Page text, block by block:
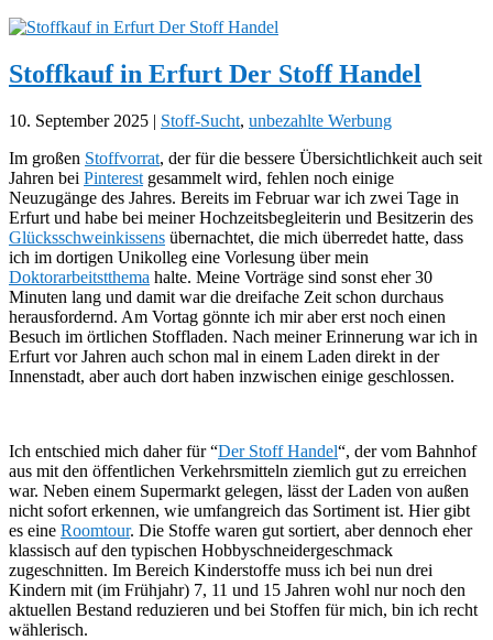
Stoffkauf in Erfurt Der Stoff Handel
10. September 2025 | Stoff-Sucht, unbezahlte Werbung
Im großen Stoffvorrat, der für die bessere Übersichtlichkeit auch seit
Jahren bei Pinterest gesammelt wird, fehlen noch einige
Neuzugänge des Jahres. Bereits im Februar war ich zwei Tage in
Erfurt und habe bei meiner Hochzeitsbegleiterin und Besitzerin des
Glücksschweinkissens übernachtet, die mich überredet hatte, dass
ich im dortigen Unikolleg eine Vorlesung über mein
Doktorarbeitstthema halte. Meine Vorträge sind sonst eher 30
Minuten lang und damit war die dreifache Zeit schon durchaus
herausfordernd. Am Vortag gönnte ich mir aber erst noch einen
Besuch im örtlichen Stoffladen. Nach meiner Erinnerung war ich in
Erfurt vor Jahren auch schon mal in einem Laden direkt in der
Innenstadt, aber auch dort haben inzwischen einige geschlossen.
Ich entschied mich daher für “Der Stoff Handel“, der vom Bahnhof
aus mit den öffentlichen Verkehrsmitteln ziemlich gut zu erreichen
war. Neben einem Supermarkt gelegen, lässt der Laden von außen
nicht sofort erkennen, wie umfangreich das Sortiment ist. Hier gibt
es eine Roomtour. Die Stoffe waren gut sortiert, aber dennoch eher
klassisch auf den typischen Hobbyschneidergeschmack
zugeschnitten. Im Bereich Kinderstoffe muss ich bei nun drei
Kindern mit (im Frühjahr) 7, 11 und 15 Jahren wohl nur noch den
aktuellen Bestand reduzieren und bei Stoffen für mich, bin ich recht
wählerisch.